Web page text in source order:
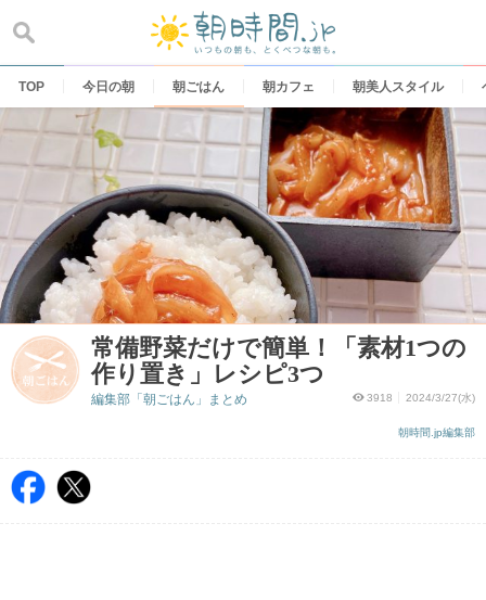
content
TOP 今日の朝 朝ごはん 朝カフェ 朝美人スタイル
常備野菜だけで簡単！「素材1つの
作り置き」レシピ3つ
3918 2024/3/27(水)
朝時間.jp編集部
編集部「朝ごはん」まとめ